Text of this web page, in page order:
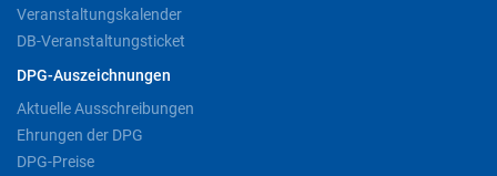
Veranstaltungskalender
DB-Veranstaltungsticket
DPG-Auszeichnungen
Aktuelle Ausschreibungen
Ehrungen der DPG
DPG-Preise